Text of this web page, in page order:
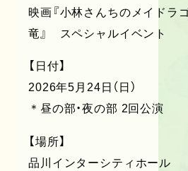
映画『小林さんちのメイドラ
竜』 スペシャルイベント
【日付】
2026年5月24日（日）
＊昼の部・夜の部 2回公演
【場所】
品川インターシティホール